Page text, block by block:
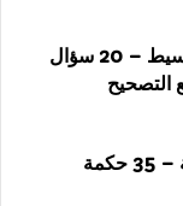
تمارين على الماضي البسيط – 20 سؤال
التصحيح
حكم بالانجليزي مترجمة – 35 حكمة